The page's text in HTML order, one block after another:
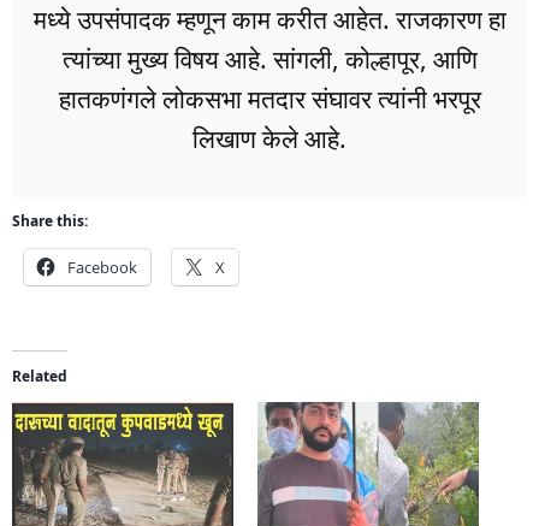
मध्ये उपसंपादक म्हणून काम करीत आहेत. राजकारण हा
त्यांच्या मुख्य विषय आहे. सांगली, कोल्हापूर, आणि
हातकणंगले लोकसभा मतदार संघावर त्यांनी भरपूर
लिखाण केले आहे.
Share this:
Facebook X
Related